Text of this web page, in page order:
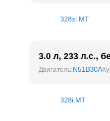
328xi MT
3.0 л, 233 л.с.,
Двигатель:N51B30A
328i MT